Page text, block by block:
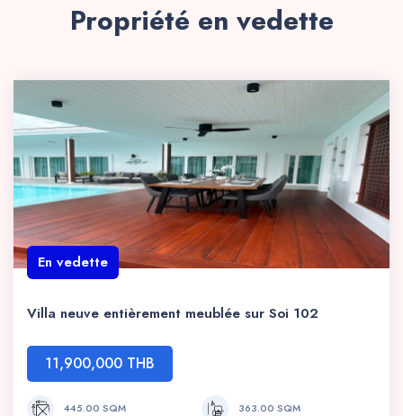
Propriété en vedette
En vedette
Villa neuve entièrement meublée sur Soi 102
11,900,000 THB
445.00 SQM 363.00 SQM